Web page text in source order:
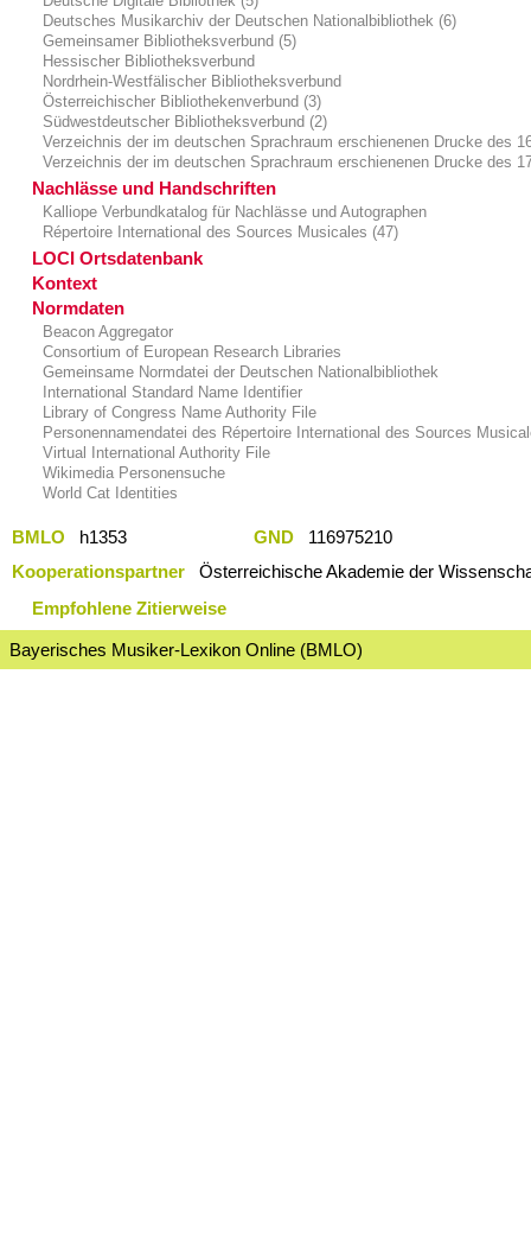
Deutsches Musikarchiv der Deutschen Nationalbibliothek (6)
Gemeinsamer Bibliotheksverbund (5)
Hessischer Bibliotheksverbund
Nordrhein-Westfälischer Bibliotheksverbund
Österreichischer Bibliothekenverbund (3)
Südwestdeutscher Bibliotheksverbund (2)
Verzeichnis der im deutschen Sprachraum erschienenen Drucke des
Verzeichnis der im deutschen Sprachraum erschienenen Drucke des
Nachlässe und Handschriften
Kalliope Verbundkatalog für Nachlässe und Autographen
Répertoire International des Sources Musicales (47)
LOCI Ortsdatenbank
Kontext
Normdaten
Beacon Aggregator
Consortium of European Research Libraries
Gemeinsame Normdatei der Deutschen Nationalbibliothek
International Standard Name Identifier
Library of Congress Name Authority File
Personennamendatei des Répertoire International des Sources
Virtual International Authority File
Wikimedia Personensuche
World Cat Identities
BMLO h1353 GND
116975210
Kooperationspartner
Österreichische Akademie der
Empfohlene Zitierweise
Bayerisches Musiker-Lexikon Online (BMLO)